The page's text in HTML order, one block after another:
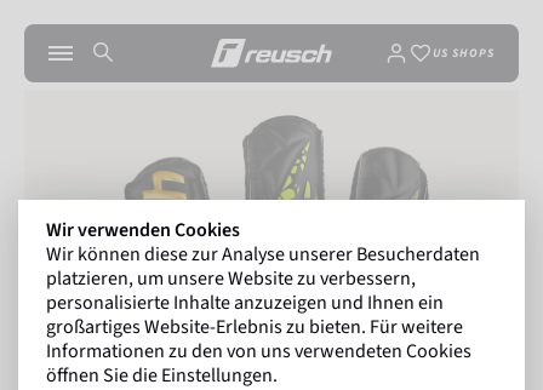
US SHOPS
Wir verwenden Cookies
Wir können diese zur Analyse unserer Besucherdaten
platzieren, um unsere Website zu verbessern,
personalisierte Inhalte anzuzeigen und Ihnen ein
großartiges Website-Erlebnis zu bieten. Für weitere
Informationen zu den von uns verwendeten Cookies
öffnen Sie die Einstellungen.